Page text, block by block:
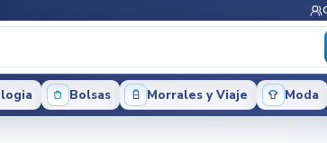
Bolsas Morrales y Viaje Moda